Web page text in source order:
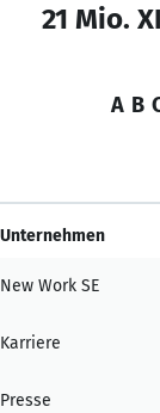
21 Mio.
A B
Unternehmen
New Work SE
Karriere
Presse